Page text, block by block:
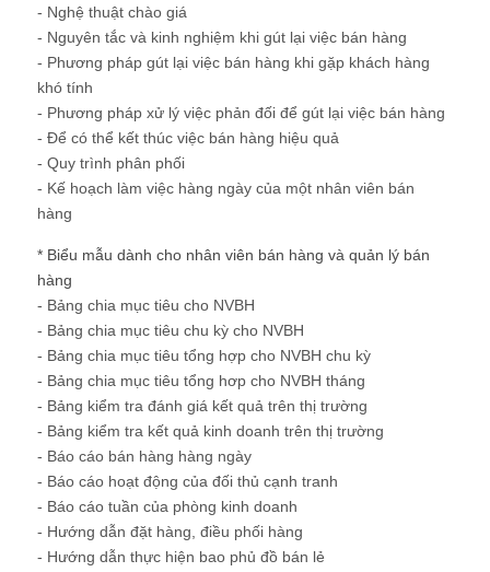
- Nghệ thuật chào giá
- Nguyên tắc và kinh nghiệm khi gút lại việc bán hàng
- Phương pháp gút lại việc bán hàng khi gặp khách hàng
khó tính
- Phương pháp xử lý việc phản đối để gút lại việc bán hàng
- Để có thể kết thúc việc bán hàng hiệu quả
- Quy trình phân phối
- Kế hoạch làm việc hàng ngày của một nhân viên bán
hàng
* Biểu mẫu dành cho nhân viên bán hàng và quản lý bán
hàng
- Bảng chia mục tiêu cho NVBH
- Bảng chia mục tiêu chu kỳ cho NVBH
- Bảng chia mục tiêu tổng hợp cho NVBH chu kỳ
- Bảng chia mục tiêu tổng hơp cho NVBH tháng
- Bảng kiểm tra đánh giá kết quả trên thị trường
- Bảng kiểm tra kết quả kinh doanh trên thị trường
- Báo cáo bán hàng hàng ngày
- Báo cáo hoạt động của đối thủ cạnh tranh
- Báo cáo tuần của phòng kinh doanh
- Hướng dẫn đặt hàng, điều phối hàng
- Hướng dẫn thực hiện bao phủ đồ bán lẻ